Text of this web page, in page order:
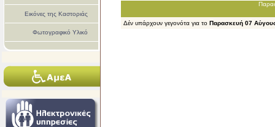
Εικόνες της Καστοριάς
Φωτογραφικό Υλικό
Δέν υπάρχουν γεγονότα για το Παρασκευή 07